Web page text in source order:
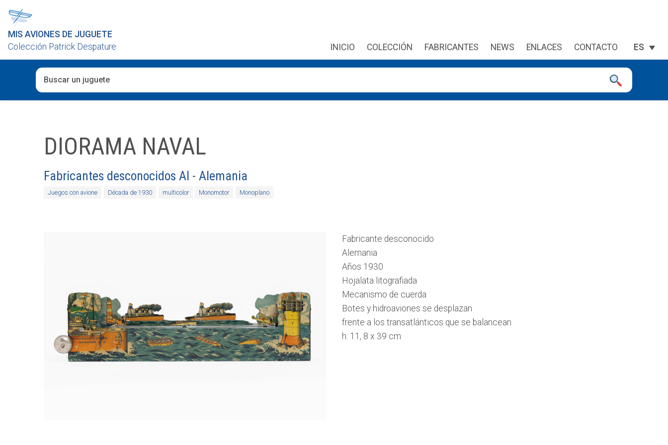
MIS AVIONES DE JUGUETE
Colección Patrick Despature
INICIO COLECCIÓN FABRICANTES NEWS ENLACES CONTACTO ES
DIORAMA NAVAL
Fabricantes desconocidos AI - Alemania
Juegos con avione Década de 1930 multicolor Monomotor Monoplano
Fabricante desconocido
Alemania
Años 1930
Hojalata litografiada
Mecanismo de cuerda
Botes y hidroaviones se desplazan
frente a los transatlánticos que se balancean
h: 11, 8 x 39 cm